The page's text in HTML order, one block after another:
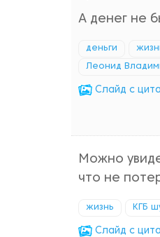
А денег не
деньги
Леонид
Cлайд с
Можно
что не
жизнь КГБ
Cлайд с